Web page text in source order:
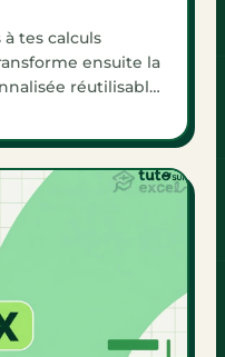
tes calculs
ensuite la
réutilisable,
complète avec un